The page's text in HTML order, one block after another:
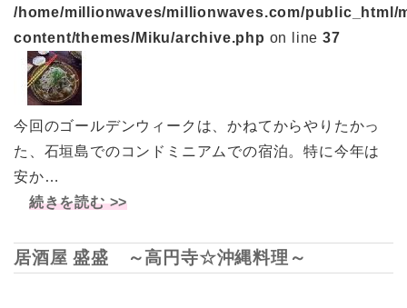
/home/millionwaves/millionwaves.com/public_html/
content/themes/Miku/archive.php on line37
今回のゴールデンウィークは、かねてからやりたかっ
た、石垣島でのコンドミニアムでの宿泊。特に今年は
安か…
続きを読む >>
居酒屋 盛盛 ～高円寺☆沖縄料理～